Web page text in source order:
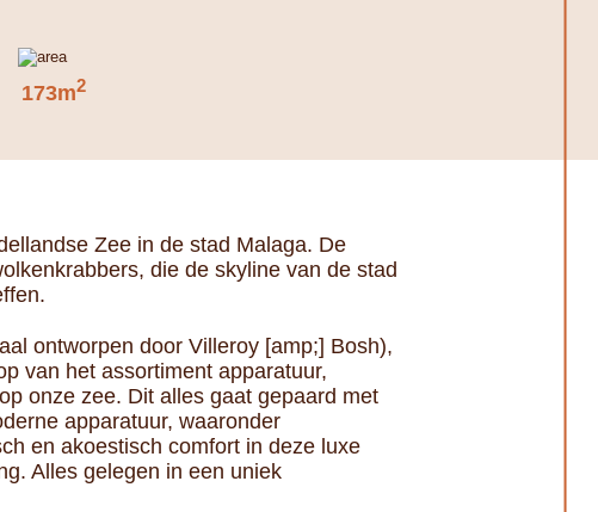
173m2
Zee in de stad Malaga. De
die de skyline van de stad
ontworpen door Villeroy [amp;] Bosh),
van het assortiment apparatuur,
onze zee. Dit alles gaat gepaard met
apparatuur, waaronder
en akoestisch comfort in deze luxe
Alles gelegen in een uniek